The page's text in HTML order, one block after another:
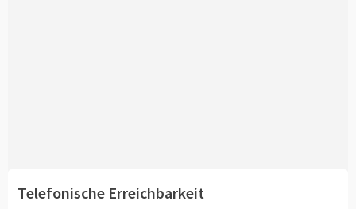
Telefonische Erreichbarkeit